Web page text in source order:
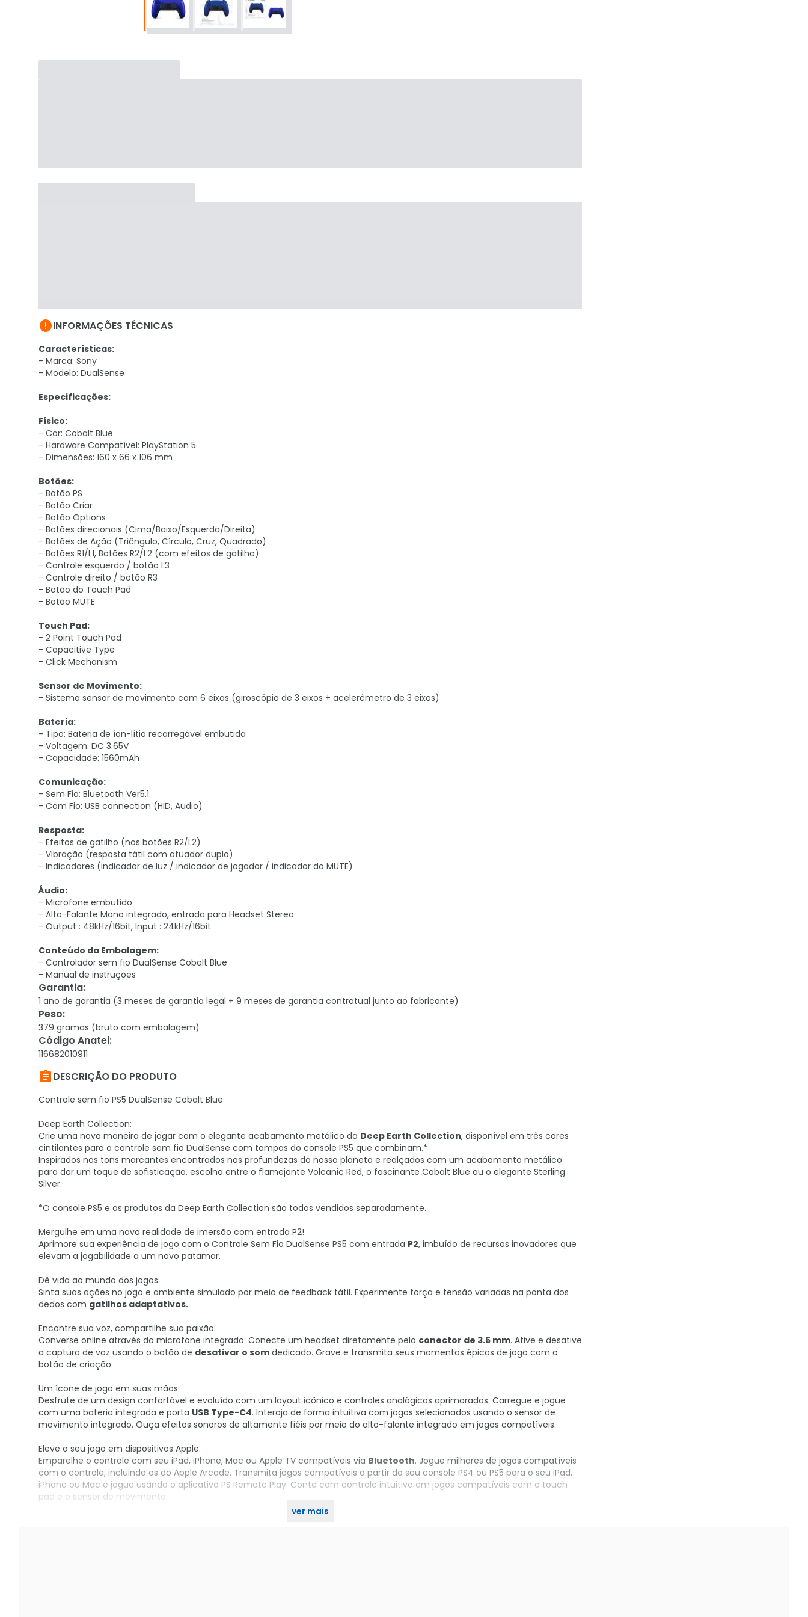
INFORMAÇÕES TÉCNICAS
Características:
- Marca: Sony
- Modelo: DualSense
Especificações:
Físico:
- Cor: Cobalt Blue
- Hardware Compatível: PlayStation 5
- Dimensões: 160 x 66 x 106 mm
Botões:
- Botão PS
- Botão Criar
- Botão Options
- Botões direcionais (Cima/Baixo/Esquerda/Direita)
- Botões de Ação (Triângulo, Círculo, Cruz, Quadrado)
- Botões R1/L1, Botões R2/L2 (com efeitos de gatilho)
- Controle esquerdo / botão L3
- Controle direito / botão R3
- Botão do Touch Pad
- Botão MUTE
Touch Pad:
- 2 Point Touch Pad
- Capacitive Type
- Click Mechanism
Sensor de Movimento:
- Sistema sensor de movimento com 6 eixos (giroscópio de 3 eixos + acelerômetro de 3 eixos)
Bateria:
- Tipo: Bateria de íon-lítio recarregável embutida
- Voltagem: DC 3.65V
- Capacidade: 1560mAh
Comunicação:
- Sem Fio: Bluetooth Ver5.1
- Com Fio: USB connection (HID, Audio)
Resposta:
- Efeitos de gatilho (nos botões R2/L2)
- Vibração (resposta tátil com atuador duplo)
- Indicadores (indicador de luz / indicador de jogador / indicador do MUTE)
Áudio:
- Microfone embutido
- Alto-Falante Mono integrado, entrada para Headset Stereo
- Output : 48kHz/16bit, Input : 24kHz/16bit
Conteúdo da Embalagem:
- Controlador sem fio DualSense Cobalt Blue
- Manual de instruções
Garantia:
1 ano de garantia (3 meses de garantia legal + 9 meses de garantia contratual junto ao fabricante)
Peso:
379 gramas (bruto com embalagem)
Código Anatel:
116682010911
DESCRIÇÃO DO PRODUTO
Controle sem fio PS5 DualSense Cobalt Blue
Deep Earth Collection:
Crie uma nova maneira de jogar com o elegante acabamento metálico da Deep Earth Collection, disponível em três cores
cintilantes para o controle sem fio DualSense com tampas do console PS5 que combinam.*
Inspirados nos tons marcantes encontrados nas profundezas do nosso planeta e realçados com um acabamento metálico
para dar um toque de sofisticação, escolha entre o flamejante Volcanic Red, o fascinante Cobalt Blue ou o elegante Sterling
Silver.
*O console PS5 e os produtos da Deep Earth Collection são todos vendidos separadamente.
Mergulhe em uma nova realidade de imersão com entrada P2!
Aprimore sua experiência de jogo com o Controle Sem Fio DualSense PS5 com entrada P2, imbuído de recursos inovadores que
elevam a jogabilidade a um novo patamar.
Dê vida ao mundo dos jogos:
Sinta suas ações no jogo e ambiente simulado por meio de feedback tátil. Experimente força e tensão variadas na ponta dos
dedos com gatilhos adaptativos.
Encontre sua voz, compartilhe sua paixão:
Converse online através do microfone integrado. Conecte um headset diretamente pelo conector de 3.5 mm. Ative e desative
a captura de voz usando o botão de desativar o som dedicado. Grave e transmita seus momentos épicos de jogo com o
botão de criação.
Um ícone de jogo em suas mãos:
Desfrute de um design confortável e evoluído com um layout icônico e controles analógicos aprimorados. Carregue e jogue
com uma bateria integrada e porta USB Type-C4. Interaja de forma intuitiva com jogos selecionados usando o sensor de
movimento integrado. Ouça efeitos sonoros de altamente fiéis por meio do alto-falante integrado em jogos compatíveis.
Eleve o seu jogo em dispositivos Apple:
Emparelhe o controle com seu iPad, iPhone, Mac ou Apple TV compatíveis via Bluetooth. Jogue milhares de jogos compatíveis
com o controle, incluindo os do Apple Arcade. Transmita jogos compatíveis a partir do seu console PS4 ou PS5 para o seu iPad,
iPhone ou Mac e jogue usando o aplicativo PS Remote Play. Conte com controle intuitivo em jogos compatíveis com o touch
pad e o sensor de movimento.
ver mais